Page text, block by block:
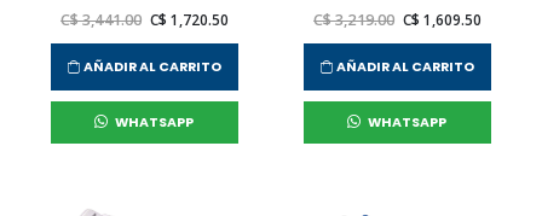
C$ 3,441.00 C$ 1,720.50
AÑADIR AL CARRITO
WHATSAPP
C$ 3,219.00 C$ 1,609.50
AÑADIR AL CARRITO
WHATSAPP